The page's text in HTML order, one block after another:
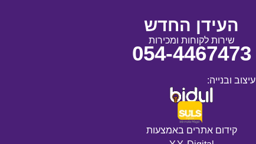
העידן החדש
שירות לקוחות ומכירות
054-4467473
עיצוב ובנייה:
קידום אתרים באמצעות